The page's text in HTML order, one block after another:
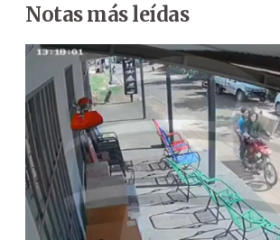
Notas más leídas